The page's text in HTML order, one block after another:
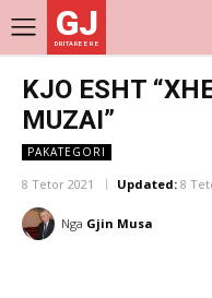
GJ
DRITARE E RE
KJO ESHT
MUZAI”
PAKATEGORI
8 Tetor 2021 Updated: 8
Nga Gjin Musa